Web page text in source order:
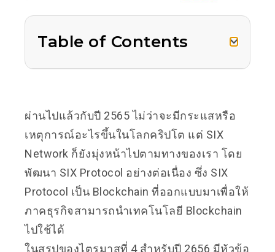
Table of Contents
ผ่านไปแล้วกับปี 2565 ไม่ว่าจะมีกระแสหรือ
เหตุการณ์อะไรขึ้นในโลกคริปโต แต่ SIX
Network ก็ยังมุ่งหน้าไปตามทางของเรา โดย
พัฒนา SIX Protocol อย่างต่อเนื่อง ซึ่ง SIX
Protocol เป็น Blockchain ที่ออกแบบมาเพื่อให้
ภาคธุรกิจสามารถนำเทคโนโลยี Blockchain
ไปใช้ได้
ในสรุปของไตรมาสที่ 4 สำหรับปี 2656 มีหัวข้อ